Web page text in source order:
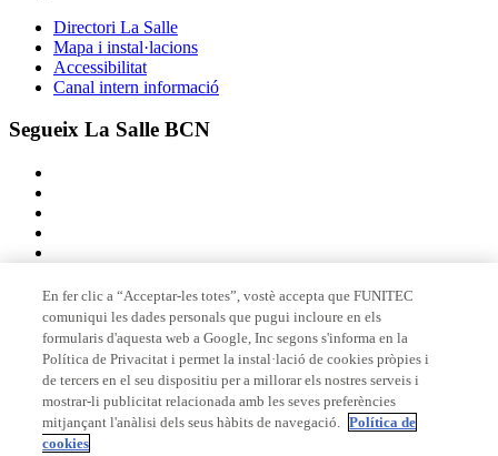
Directori La Salle
Mapa i instal·lacions
Accessibilitat
Canal intern informació
Segueix La Salle BCN
Membre de
Acreditacions
En fer clic a “Acceptar-les totes”, vostè accepta que FUNITEC
comuniqui les dades personals que pugui incloure en els
formularis d'aquesta web a Google, Inc segons s'informa en la
Política de Privacitat i permet la instal·lació de cookies pròpies i
de tercers en el seu dispositiu per a millorar els nostres serveis i
mostrar-li publicitat relacionada amb les seves preferències
mitjançant l'anàlisi dels seus hàbits de navegació. Política de
cookies